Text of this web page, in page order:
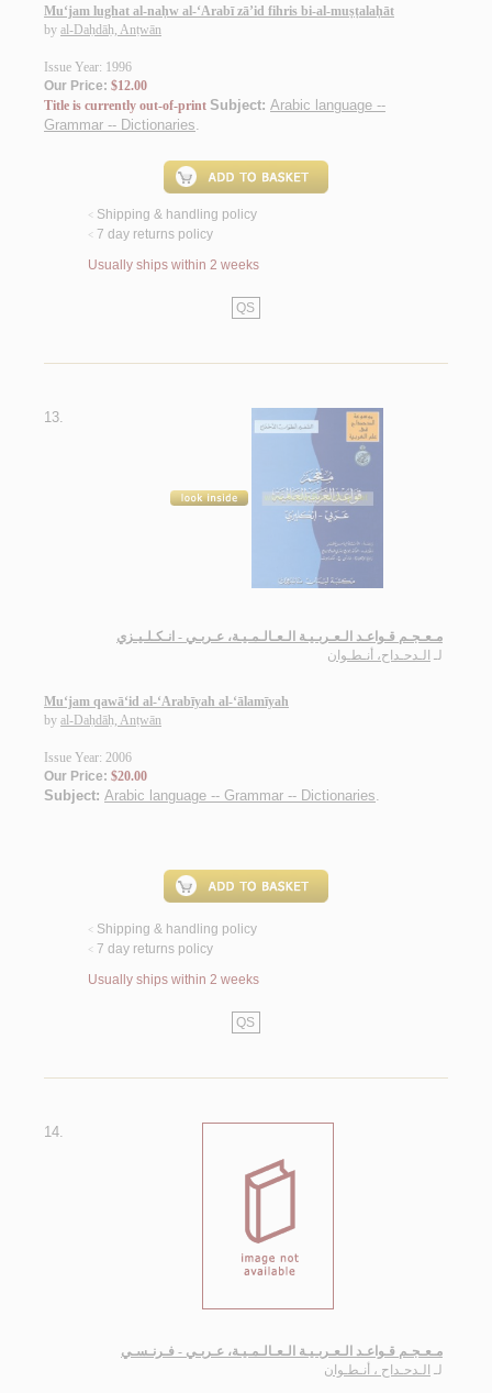
Mu‘jam lughat al-naḥw al-‘Arabī zā’id fihris bi-al-muṣṭalaḥāt
by al-Daḥdāḥ, Anṭwān
Issue Year: 1996
Our Price: $12.00
Title is currently out-of-print Subject: Arabic language --
Grammar -- Dictionaries.
< Shipping & handling policy
< 7 day returns policy
Usually ships within 2 weeks
QS
13.
مـعـجـم قـواعـد الـعـربـيـة الـعـالـمـيـة، عـربـي - انـكـلـيـزي
لـ الـدحـداح، أنـطـوان
Mu‘jam qawā‘id al-‘Arabīyah al-‘ālamīyah
by al-Daḥdāḥ, Anṭwān
Issue Year: 2006
Our Price: $20.00
Subject: Arabic language -- Grammar -- Dictionaries.
< Shipping & handling policy
< 7 day returns policy
Usually ships within 2 weeks
QS
14.
مـعـجـم قـواعـد الـعـربـيـة الـعـالـمـيـة، عـربـي - فـرنـسـي
لـ الـدحـداح ، أنـطـوان